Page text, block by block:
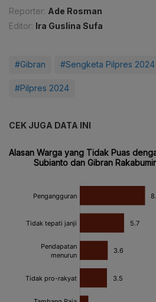
Reporter: Ade Rosman
Editor: Ira Guslina Sufa
#Gibran #Sengketa Pilpres 2024
#Pilpres 2024
CEK JUGA DATA INI